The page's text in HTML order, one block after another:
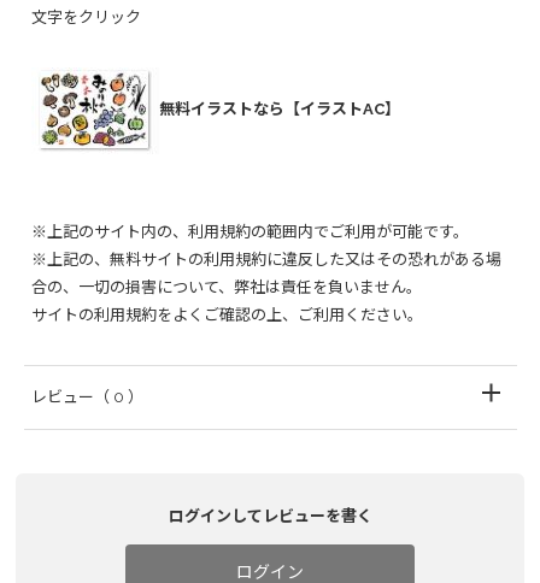
文字をクリック
無料イラストなら【イラストAC】
※上記のサイト内の、利用規約の範囲内でご利用が可能です。
※上記の、無料サイトの利用規約に違反した又はその恐れがある場
合の、一切の損害について、弊社は責任を負いません。
サイトの利用規約をよくご確認の上、ご利用ください。
レビュー （ 0 ）
ログインしてレビューを書く
ログイン